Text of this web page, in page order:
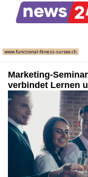
Marketing-
verbindet Lernen